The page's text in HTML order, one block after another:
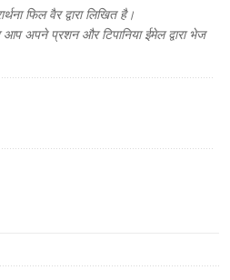
फिल वैर द्वारा लिखित है।
आप अपने प्रशन और टिपानिया ईमेल द्वारा भेज